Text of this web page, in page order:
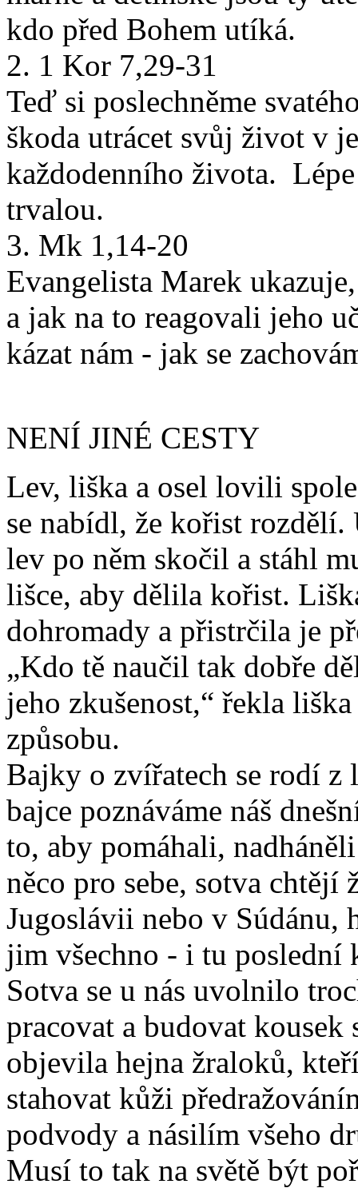
kdo před Bohem utíká.
2. 1 Kor 7,29-31
Teď si poslechněme
škoda utrácet svůj život v
každodenního života.
trvalou.
3. Mk 1,14-20
Evangelista Marek
a jak na to reagovali jeho
kázat nám - jak se
NENÍ JINÉ CESTY
Lev, liška a osel lovili
se nabídl, že kořist
lev po něm skočil a stáhl
lišce, aby dělila kořist.
dohromady a přistrčila je
„Kdo tě naučil tak dobře
jeho zkušenost,“ řekla
způsobu.
Bajky o zvířatech se rodí z
bajce poznáváme náš
to, aby pomáhali,
něco pro sebe, sotva
Jugoslávii nebo v Súdánu,
jim všechno - i tu poslední
Sotva se u nás uvolnilo
pracovat a budovat
objevila hejna žraloků,
stahovat kůži
podvody a násilím všeho
Musí to tak na světě být